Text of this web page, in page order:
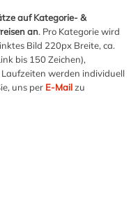
auf Kategorie- &
an. Pro Kategorie wird
Bild 220px Breite, ca.
bis 150 Zeichen),
werden individuell
uns per E-Mailzu